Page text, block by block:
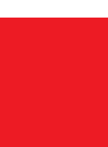
ПОЛИВА
НАПРЯЖЕНИЯ
СВЕТИЛЬНИКИ
НА